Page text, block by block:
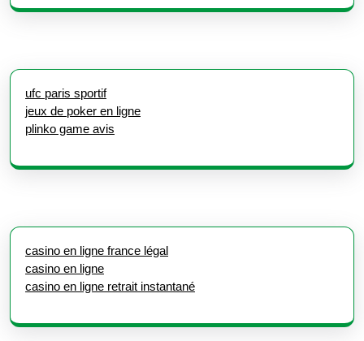
ufc paris sportif
jeux de poker en ligne
plinko game avis
casino en ligne france légal
casino en ligne
casino en ligne retrait instantané